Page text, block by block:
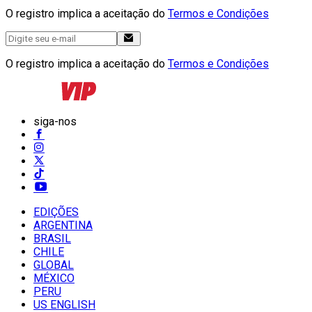
O registro implica a aceitação do Termos e Condições
O registro implica a aceitação do Termos e Condições
siga-nos
EDIÇÕES
ARGENTINA
BRASIL
CHILE
GLOBAL
MÉXICO
PERU
US ENGLISH